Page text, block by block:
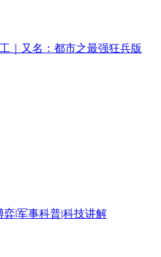
｜又名：都市之最强狂兵版
|军事科普|科技讲解